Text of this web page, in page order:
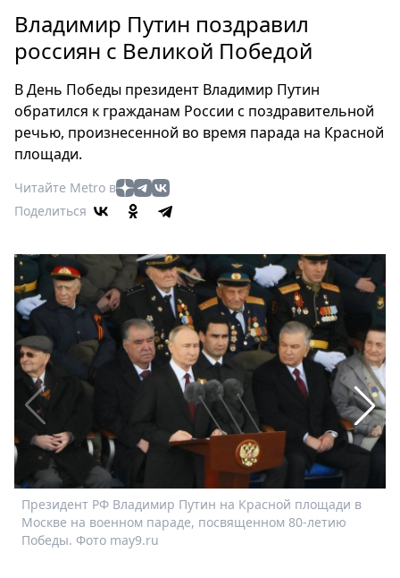
Россия
Мир
Еда
Туризм
Театр
Кино
Афиша
Книги
Выставки
Пресс-
релизы
О
Звезды
Выборы
2026
Скачай
Metro
Владимир Путин поздравил
россиян с Великой Победой
В День Победы президент Владимир Путин
обратился к гражданам России с поздравительной
речью, произнесенной во время парада на Красной
площади.
Читайте Metro в
Поделиться
Президент РФ Владимир Путин на Красной площади в
Москве на военном параде, посвященном 80-летию
Победы. Фото may9.ru